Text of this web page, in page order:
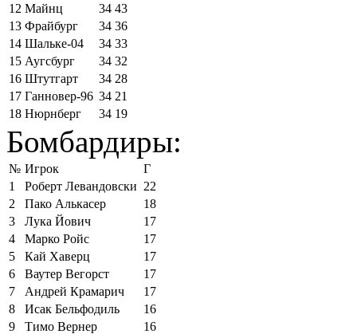
12 Майнц 34 43
13 Фрайбург 34 36
14 Шальке-04 34 33
15 Аугсбург 34 32
16 Штутгарт 34 28
17 Ганновер-96 34 21
18 Нюрнберг 34 19
Бомбардиры:
№ Игрок
Г
1
Роберт Левандовски 22
2
Пако Алькасер
18
3
Лука Йович
17
4
Марко Ройс
17
5
Кай Хаверц
17
6
Ваутер Вегорст
17
7
Андрей Крамарич
17
8
Исак Бельфодиль
16
9
Тимо Вернер
16